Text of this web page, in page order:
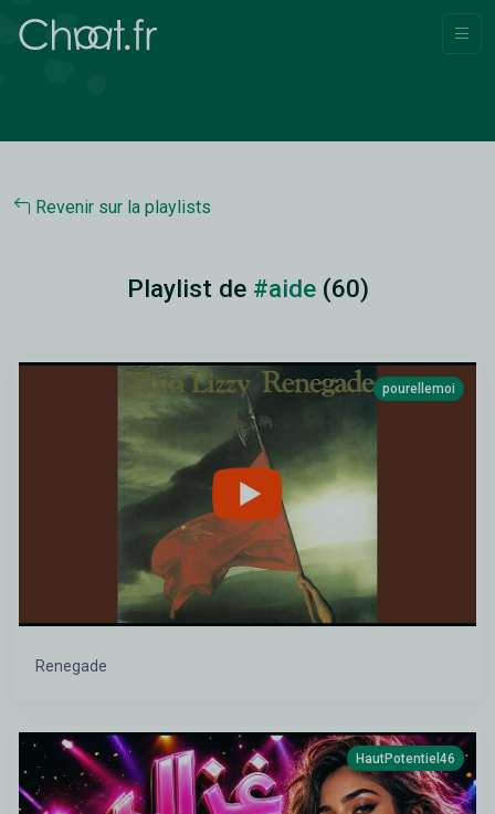
Revenir sur la playlists
Playlist de #aide(60)
pourellemoi
Renegade
HautPotentiel46